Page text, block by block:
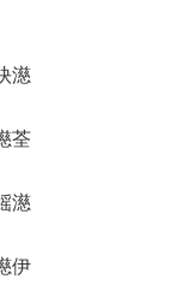
濨
荃
濨
伊